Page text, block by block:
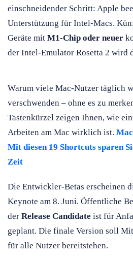
einschneidender Schritt: Apple
Unterstützung für Intel-Macs.
Geräte mit M1-Chip oder neuer
der Intel-Emulator Rosetta 2 wird
Warum viele Mac-Nutzer täglich
verschwenden – ohne es zu
Tastenkürzel zeigen Ihnen, wie
Arbeiten am Mac wirklich ist.
Mit diesen 19 Shortcuts sparen
Zeit
Die Entwickler-Betas erscheinen
Keynote am 8. Juni. Öffentliche
der Release Candidate ist für
geplant. Die finale Version soll
für alle Nutzer bereitstehen.